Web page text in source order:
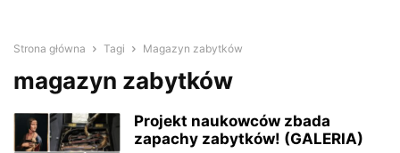
Strona główna Tagi Magazyn zabytków
magazyn zabytków
Projekt naukowców zbada
zapachy zabytków! (GALERIA)